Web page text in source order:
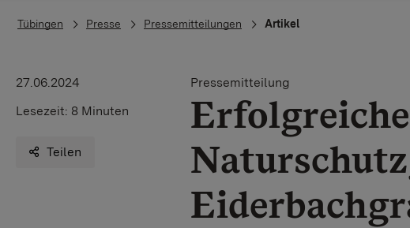
You are here:
Tübingen Presse Pressemitteilungen Artikel
27.06.2024
Lesezeit: 8 Minuten
Teilen
Pressemitteilung